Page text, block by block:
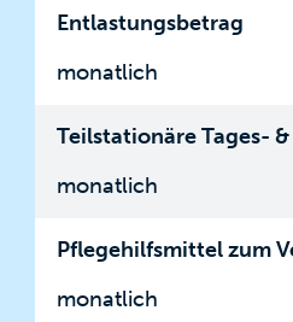
Entlastungsbetrag
monatlich
Teilstationäre Tages-
monatlich
Pflegehilfsmittel zum
monatlich